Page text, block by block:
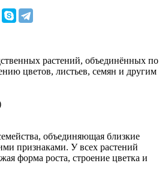
растений, объединённых по
цветов, листьев, семян и другим
объединяющая близкие
признаками. У всех растений
форма роста, строение цветка и